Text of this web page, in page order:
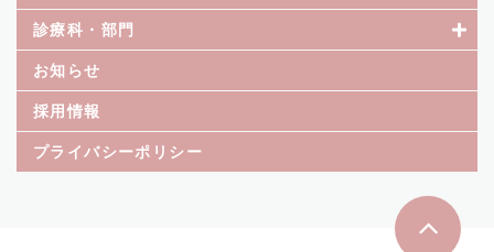
診療科・部門
お知らせ
採用情報
プライバシーポリシー